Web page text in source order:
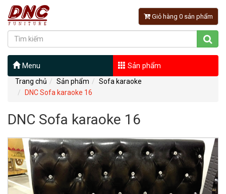
Giỏ hàng 0 sản phẩm
Menu Sản phẩm
Trang chủ Sản phẩm
Sofa karaoke
DNC Sofa karaoke 16
DNC Sofa karaoke 16